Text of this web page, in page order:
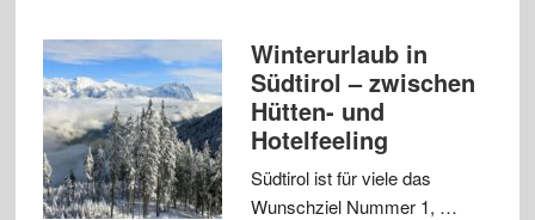
Winterurlaub in
Südtirol – zwischen
Hütten- und
Hotelfeeling
Südtirol ist für viele das
Wunschziel Nummer 1, …